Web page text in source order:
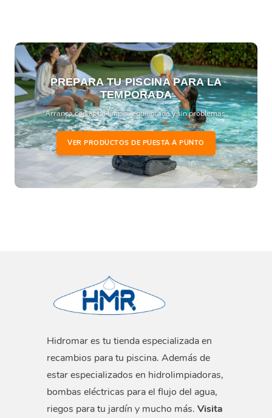
PREPARA TU PISCINA PARA LA
TEMPORADA
Arranca con agua limpia, equilibrada y sin problemas.
VER PRODUCTOS DE PUESTA A PUNTO
Hidromar es tu tienda especializada en
recambios para tu piscina. Además de
estar especializados en hidrolimpiadoras,
bombas eléctricas para el flujo del agua,
riegos para tu jardín y mucho más. Visita